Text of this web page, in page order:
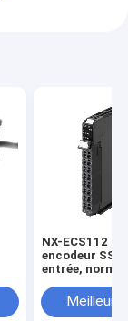
NX-ECS112 1 x
encodeur SSI,
entrée, norme
de données
bits,
Meilleur